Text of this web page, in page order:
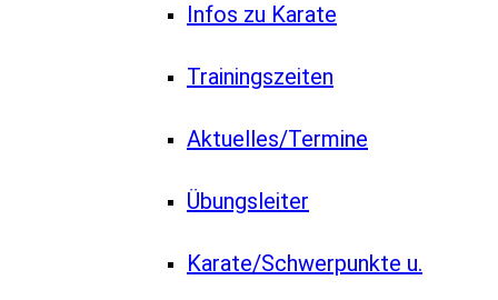
Infos zu Karate
Trainingszeiten
Aktuelles/Termine
Übungsleiter
Karate/Schwerpunkte u.